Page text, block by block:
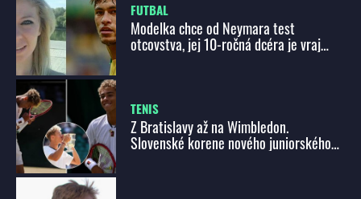
FUTBAL
Modelka chce od Neymara test
otcovstva, jej 10-ročná dcéra je vraj
TENIS
Z Bratislavy až na Wimbledon.
Slovenské korene nového juniorského